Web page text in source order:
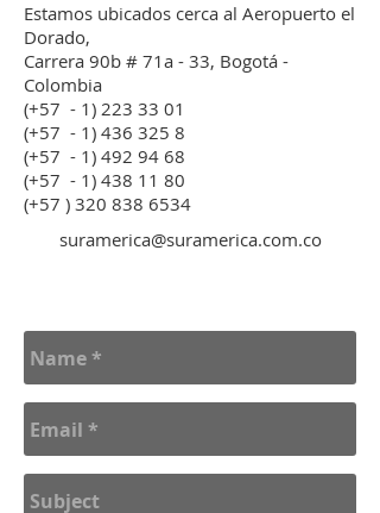
Estamos ubicados cerca al Aeropuerto el
Dorado,
Carrera 90b # 71a - 33, Bogotá -
Colombia
(+57 - 1) 223 33 01
(+57 - 1) 436 325 8
(+57 - 1) 492 94 68
(+57 - 1) 438 11 80
(+57 ) 320 838 6534
suramerica@suramerica.com.co